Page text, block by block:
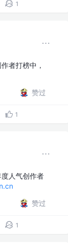
1
者打榜中，
赞过
1
人气创作者
赞过
1